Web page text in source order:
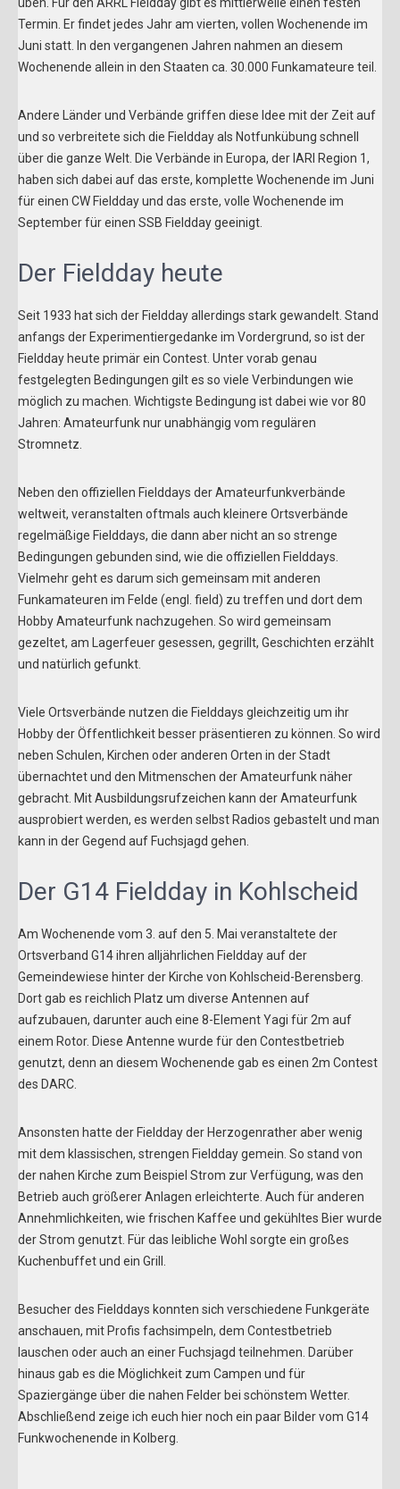
Termin. Er findet jedes Jahr am vierten, vollen Wochenende im
Juni statt. In den vergangenen Jahren nahmen an diesem
Wochenende allein in den Staaten ca. 30.000 Funkamateure teil.
Andere Länder und Verbände griffen diese Idee mit der Zeit auf
und so verbreitete sich die Fieldday als Notfunkübung schnell
über die ganze Welt. Die Verbände in Europa, der IARI Region 1,
haben sich dabei auf das erste, komplette Wochenende im Juni
für einen CW Fieldday und das erste, volle Wochenende im
September für einen SSB Fieldday geeinigt.
Der Fieldday heute
Seit 1933 hat sich der Fieldday allerdings stark gewandelt. Stand
anfangs der Experimentiergedanke im Vordergrund, so ist der
Fieldday heute primär ein Contest. Unter vorab genau
festgelegten Bedingungen gilt es so viele Verbindungen wie
möglich zu machen. Wichtigste Bedingung ist dabei wie vor 80
Jahren: Amateurfunk nur unabhängig vom regulären
Stromnetz.
Neben den offiziellen Fielddays der Amateurfunkverbände
weltweit, veranstalten oftmals auch kleinere Ortsverbände
regelmäßige Fielddays, die dann aber nicht an so strenge
Bedingungen gebunden sind, wie die offiziellen Fielddays.
Vielmehr geht es darum sich gemeinsam mit anderen
Funkamateuren im Felde (engl. field) zu treffen und dort dem
Hobby Amateurfunk nachzugehen. So wird gemeinsam
gezeltet, am Lagerfeuer gesessen, gegrillt, Geschichten erzählt
und natürlich gefunkt.
Viele Ortsverbände nutzen die Fielddays gleichzeitig um ihr
Hobby der Öffentlichkeit besser präsentieren zu können. So wird
neben Schulen, Kirchen oder anderen Orten in der Stadt
übernachtet und den Mitmenschen der Amateurfunk näher
gebracht. Mit Ausbildungsrufzeichen kann der Amateurfunk
ausprobiert werden, es werden selbst Radios gebastelt und man
kann in der Gegend auf Fuchsjagd gehen.
Der G14 Fieldday in Kohlscheid
Am Wochenende vom 3. auf den 5. Mai veranstaltete der
Ortsverband G14 ihren alljährlichen Fieldday auf der
Gemeindewiese hinter der Kirche von Kohlscheid-Berensberg.
Dort gab es reichlich Platz um diverse Antennen auf
aufzubauen, darunter auch eine 8-Element Yagi für 2m auf
einem Rotor. Diese Antenne wurde für den Contestbetrieb
genutzt, denn an diesem Wochenende gab es einen 2m Contest
des DARC.
Ansonsten hatte der Fieldday der Herzogenrather aber wenig
mit dem klassischen, strengen Fieldday gemein. So stand von
der nahen Kirche zum Beispiel Strom zur Verfügung, was den
Betrieb auch größerer Anlagen erleichterte. Auch für anderen
Annehmlichkeiten, wie frischen Kaffee und gekühltes Bier wurde
der Strom genutzt. Für das leibliche Wohl sorgte ein großes
Kuchenbuffet und ein Grill.
Besucher des Fielddays konnten sich verschiedene Funkgeräte
anschauen, mit Profis fachsimpeln, dem Contestbetrieb
lauschen oder auch an einer Fuchsjagd teilnehmen. Darüber
hinaus gab es die Möglichkeit zum Campen und für
Spaziergänge über die nahen Felder bei schönstem Wetter.
Abschließend zeige ich euch hier noch ein paar Bilder vom G14
Funkwochenende in Kolberg.